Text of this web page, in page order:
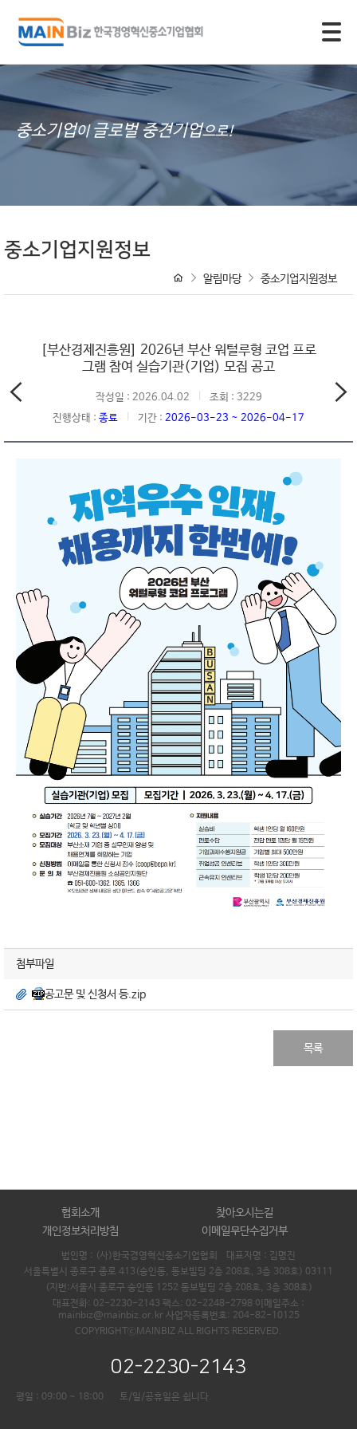
중소기업이 글로벌 중견기업으로!
중소기업지원정보
알림마당 중소기업지원정보
[부산경제진흥원] 2026년 부산 워털루형 코업 프로
그램 참여 실습기관(기업) 모집 공고
작성일 : 2026.04.02
조회 : 3229
진행상태 : 종료 기간 : 2026-03-23 ~ 2026-04-17
첨부파일
공고문 및 신청서 등.zip
목록
협회소개
찾아오시는길
개인정보처리방침
이메일무단수집거부
법인명 : (사)한국경영혁신중소기업협회 대표자명 : 김명진
서울특별시 종로구 종로 413(숭인동, 동보빌딩 2층 208호, 3층 308호) 03111
(지번:서울시 종로구 숭인동 1252 동보빌딩 2층 208호, 3층 308호)
대표전화: 02-2230-2143 팩스: 02-2248-2798 이메일주소 :
mainbiz@mainbiz.or.kr 사업자등록번호: 204-82-10125
COPYRIGHTⓒMAINBIZ ALL RIGHTS RESERVED.
02-2230-2143
평일 : 09:00 ~ 18:00 토/일/공휴일은 쉽니다.